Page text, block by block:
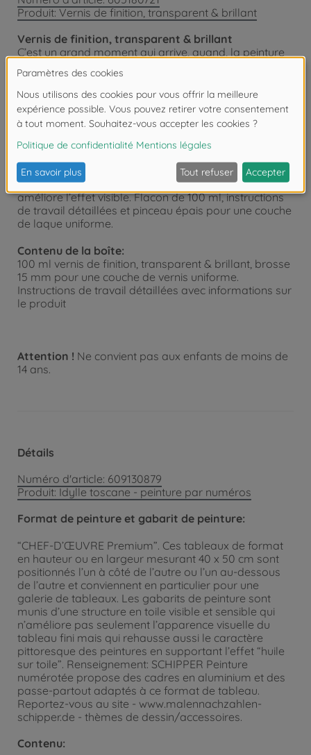
Produit: Vernis de finition, transparent & brillant
Vernis de finition, transparent & brillant
C’est un grand moment qui arrive, quand, la peinture
étant terminée, le peintre amateur dit avec fierté : «
J’ai réalisé moi-même cette peinture ! ». La peinture
finie décore sa maison, le peintre est fier de sa propre
performance et peut être assuré de la
reconnaissance de son entourage. Une tel œuvre
d’art devrait être préservée pour longtemps ! La «
laque de finition, transparente & brillante » de
sur la base de résines acryliques qui scelle la surface
de la peinture, intensifie la luminosité des couleurs et
améliore l’effet visible. Flacon de 100 ml, instructions
de travail détaillées et pinceau épais pour une couche
de laque uniforme.
Contenu de la boîte:
100 ml vernis de finition, transparent & brillant, brosse
15 mm pour une couche de vernis uniforme.
Instructions de travail détaillées avec informations sur
le produit
Attention ! Ne convient pas aux enfants de moins de
14 ans.
Détails
Numéro d'article: 609130879
Produit: Idylle toscane - peinture par numéros
Format de peinture et gabarit de peinture:
“CHEF-D’ŒUVRE Premium”. Ces tableaux de format
en hauteur ou en largeur mesurant 40 x 50 cm sont
positionnés l’un à côté de l’autre ou l’un au-dessous
de l’autre et conviennent en particulier pour une
galerie de tableaux. Les gabarits de peinture sont
munis d’une structure en toile visible et sensible qui
n’améliore pas seulement l’apparence visuelle du
tableau fini mais qui rehausse aussi le caractère
pittoresque des peintures en supportant l’effet “huile
sur toile”. Renseignement: SCHIPPER Peinture
numérotée propose des cadres en aluminium et des
passe-partout adaptés à ce format de tableau.
Reportez-vous au site - www.malennachzahlen-
schipper.de - thèmes de dessin/accessoires.
Contenu: